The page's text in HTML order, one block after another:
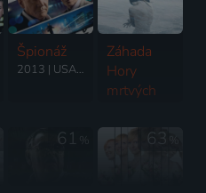
Špionáž
2013 | USA, Francie | Thriller, Drama
Záhada
Hory
mrtvých
61 63